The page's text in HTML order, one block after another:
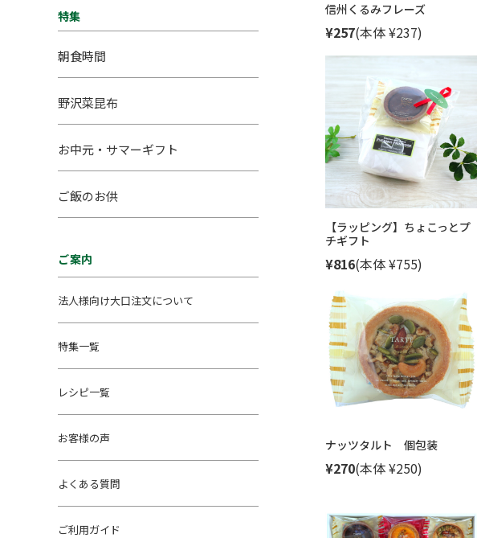
信州くるみフレーズ
¥257(本体 ¥237)
【ラッピング】ちょこっとプ
チギフト
¥816(本体 ¥755)
ナッツタルト 個包装
¥270(本体 ¥250)
特集
朝食時間
野沢菜昆布
お中元・サマーギフト
ご飯のお供
ご案内
法人様向け大口注文について
特集一覧
レシピ一覧
お客様の声
よくある質問
ご利用ガイド